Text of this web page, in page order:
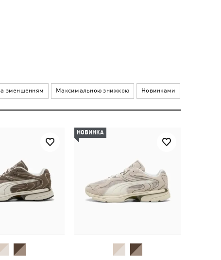
зменшенням Максимальною знижкою Новинками
НОВИНКА